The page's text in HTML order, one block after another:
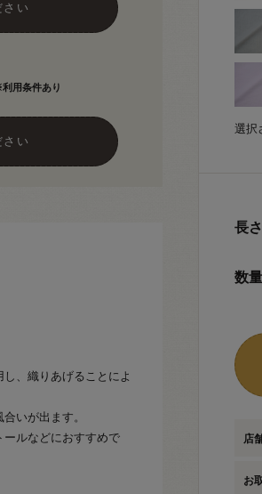
さい
用条件あり
さい
、織りあげることによ
いが出ます。
ールなどにおすすめで
選択
長さ
数量
店
お